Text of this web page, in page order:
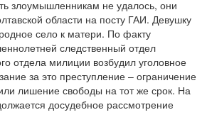
злоумышленникам не удалось, они
области на посту ГАИ. Девушку
село к матери. По факту
следственный отдел
отдела милиции возбудил уголовное
за это преступление – ограничение
лишение свободы на тот же срок. На
досудебное рассмотрение